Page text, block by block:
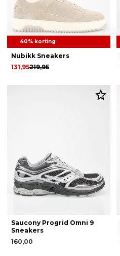
40% korting
Nubikk Sneakers
219,95
131,95
Saucony Progrid Omni 9
Sneakers
160,00